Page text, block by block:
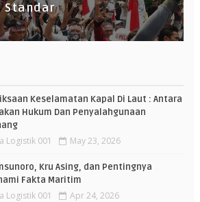
Standar
Keselamatan Kapal Di Laut : Antara
Hukum Dan Penyalahgunaan
Logistik 001 May 23, 2026
Kru Asing, dan Pentingnya
Fakta Maritim
Logistik 001 Apr 24, 2026